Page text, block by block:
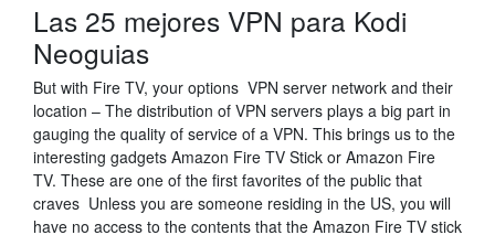
Las 25 mejores VPN para Kodi
Neoguias
But with Fire TV, your options VPN server network and their
location – The distribution of VPN servers plays a big part in
gauging the quality of service of a VPN. This brings us to the
interesting gadgets Amazon Fire TV Stick or Amazon Fire
TV. These are one of the first favorites of the public that
craves Unless you are someone residing in the US, you will
have no access to the contents that the Amazon Fire TV stick